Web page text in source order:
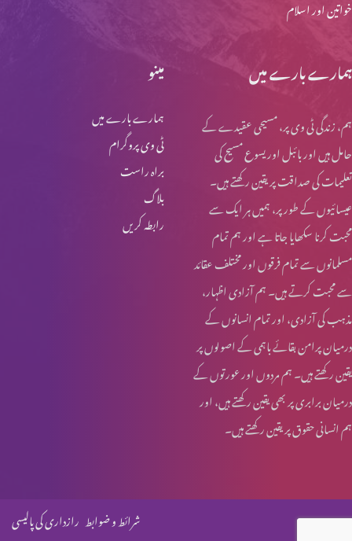
خواتین اور اسلام
مینو
ہمارے بارے میں
ٹی وی پروگرام
براہ راست
بلاگ
رابطہ کریں
ہمارے بارے میں
ہم، زندگی ٹی وی پر، مسیحی عقیدے کے
حامل ہیں اور بائبل اور یسوع مسیح کی
تعلیمات کی صداقت پر یقین رکھتے ہیں۔
عیسائیوں کے طور پر، ہمیں ہر ایک سے
محبت کرنا سکھایا جاتا ہے اور ہم تمام
مسلمانوں سے تمام فرقوں اور مختلف عقائد
سے محبت کرتے ہیں۔ ہم آزادی اظہار،
مذہب کی آزادی، اور تمام انسانوں کے
درمیان پرامن بقائے باہمی کے اصولوں پر
یقین رکھتے ہیں۔ ہم مردوں اور عورتوں کے
درمیان برابری پر بھی یقین رکھتے ہیں، اور
ہم انسانی حقوق پر یقین رکھتے ہیں۔
شرائط و ضوابط رازداری کی پالیسی